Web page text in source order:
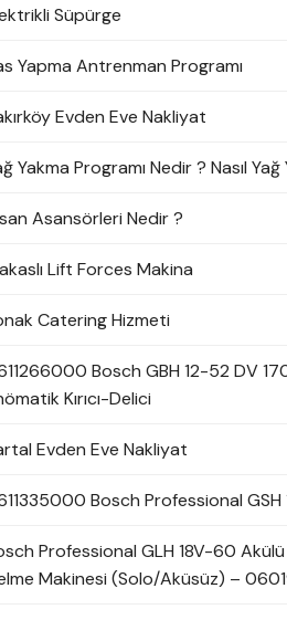
Süpürge
Yapma Antrenman Programı
Evden Eve Nakliyat
Yakma Programı Nedir ? Nasıl Yağ
Asansörleri Nedir ?
Lift Forces Makina
Catering Hizmeti
Bosch GBH 12-52 DV
Kırıcı-Delici
Evden Eve Nakliyat
Bosch Professional GSH
Professional GLH 18V-60
Makinesi (Solo/Aküsüz) –